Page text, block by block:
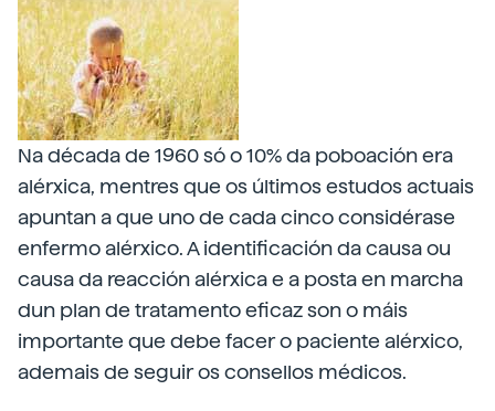
Na década de 1960 só o 10% da poboación era
alérxica, mentres que os últimos estudos actuais
apuntan a que uno de cada cinco considérase
enfermo alérxico. A identificación da causa ou
causa da reacción alérxica e a posta en marcha
dun plan de tratamento eficaz son o máis
importante que debe facer o paciente alérxico,
ademais de seguir os consellos médicos.